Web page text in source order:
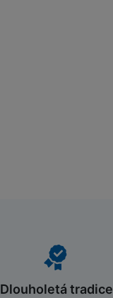
Dlouholetá tradice